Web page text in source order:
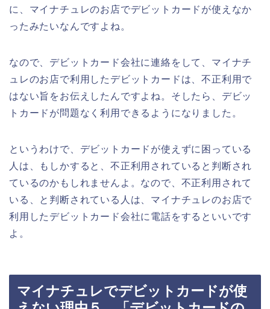
に、マイナチュレのお店でデビットカードが使えなか
ったみたいなんですよね。
なので、デビットカード会社に連絡をして、マイナチ
ュレのお店で利用したデビットカードは、不正利用で
はない旨をお伝えしたんですよね。そしたら、デビッ
トカードが問題なく利用できるようになりました。
というわけで、デビットカードが使えずに困っている
人は、もしかすると、不正利用されていると判断され
ているのかもしれませんよ。なので、不正利用されて
いる、と判断されている人は、マイナチュレのお店で
利用したデビットカード会社に電話をするといいです
よ。
マイナチュレでデビットカードが使